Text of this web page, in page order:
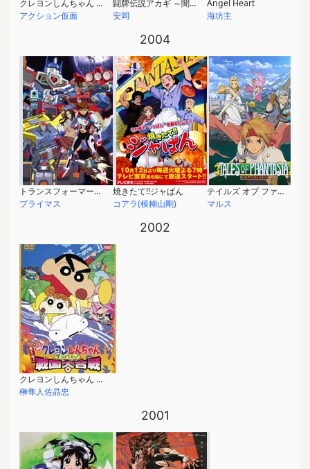
クレヨンしんちゃん 伝説を呼ぶブリブリ3分ポッキリ大進撃
アクション仮面
闘牌伝説アカギ ～闇に舞い降りた天才
安岡
Angel Heart
海坊主
2004
トランスフォーマースーパーリンク
プライマス
焼きたて!!ジャぱん
コアラ(模糊山剛)
テイルズ オブ ファンタジア THE ANIMATION
マルス
2002
クレヨンしんちゃん 嵐を呼ぶアッパレ！戦国大合戦
榊隼人佐晶忠
2001